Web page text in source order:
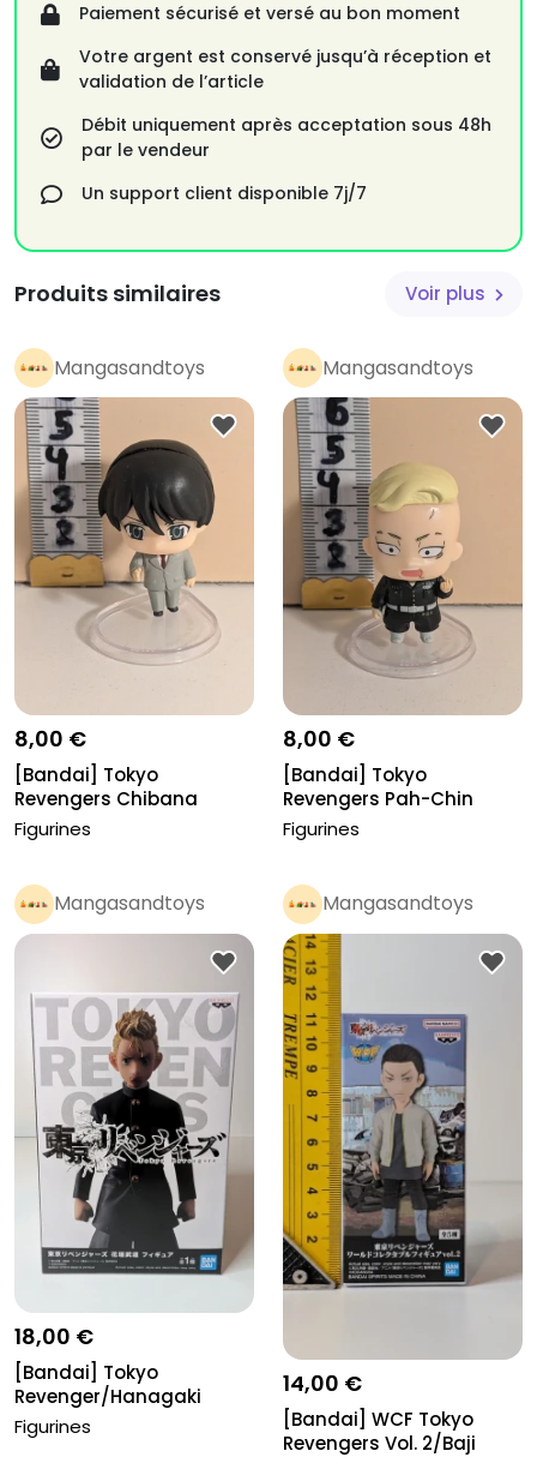
Paiement sécurisé et versé au bon moment
Votre argent est conservé jusqu’à réception et
validation de l’article
Débit uniquement après acceptation sous 48h
par le vendeur
Un support client disponible 7j/7
Produits similaires Voir plus
Mangasandtoys
Pro
8,00 €
[Bandai] Tokyo
Revengers Chibana
Naoto
Figurines
Mangasandtoys
Pro
8,00 €
[Bandai] Tokyo
Revengers Pah-Chin
Figurines
Mangasandtoys
Pro
18,00 €
[Bandai] Tokyo
Revenger/Hanagaki
takemichi
Figurines
Mangasandtoys
Pro
14,00 €
[Bandai] WCF Tokyo
Revengers Vol. 2/Baji